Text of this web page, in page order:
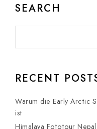
SEARCH
RECENT
Warum die Early Arctic
ist
Himalaya Fototour